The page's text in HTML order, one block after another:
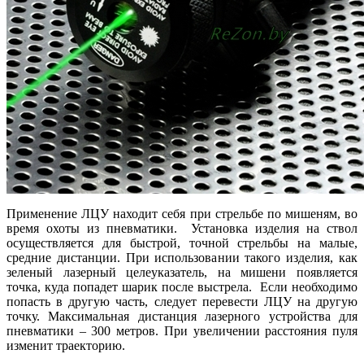
Применение ЛЦУ находит себя при стрельбе по мишеням, во
время охоты из пневматики. Установка изделия на ствол
осуществляется для быстрой, точной стрельбы на малые,
средние дистанции. При использовании такого изделия, как
зеленый лазерный целеуказатель, на мишени появляется
точка, куда попадет шарик после выстрела. Если необходимо
попасть в другую часть, следует перевести ЛЦУ на другую
точку. Максимальная дистанция лазерного устройства для
пневматики – 300 метров. При увеличении расстояния пуля
изменит траекторию.